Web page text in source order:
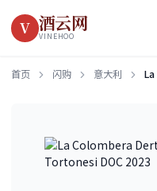
V 酒云网
VINEHOO
首页 闪购 意大利